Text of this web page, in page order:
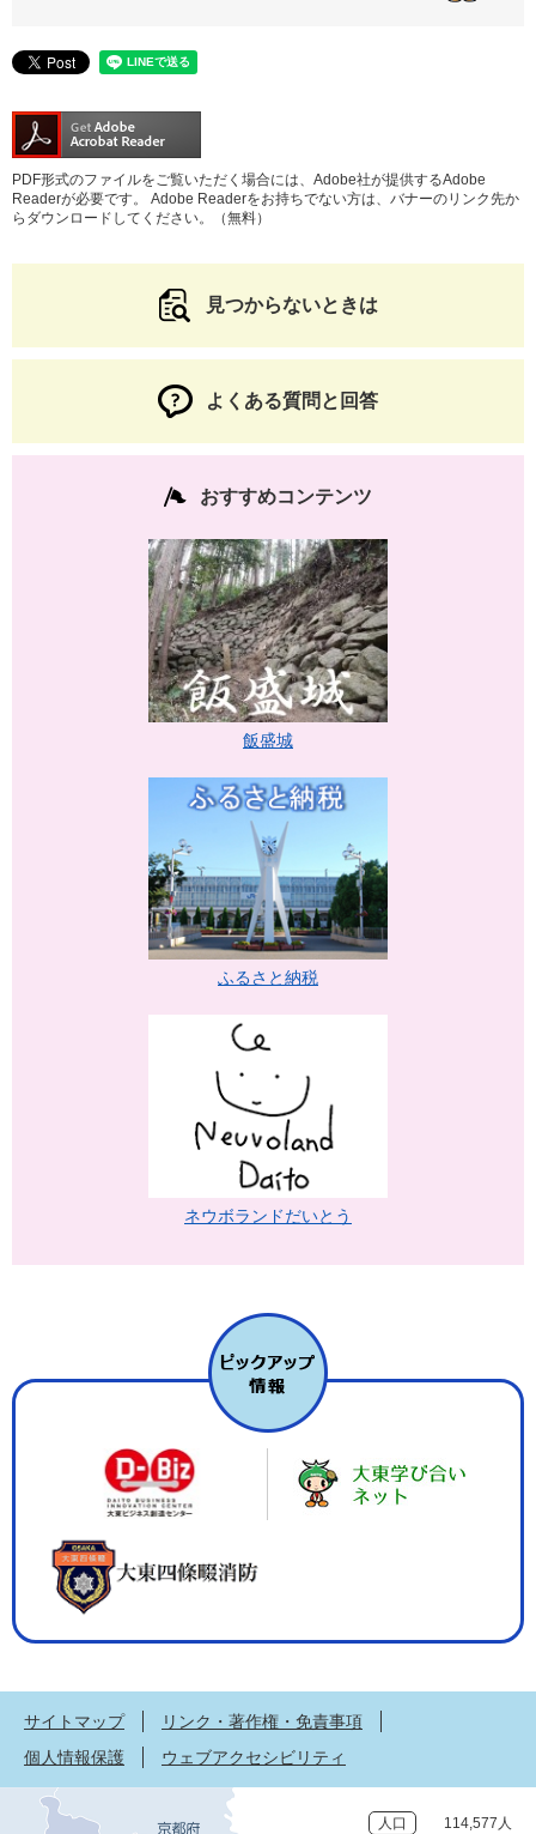
PDF形式のファイルをご覧いただく場合には、Adobe社が提供するAdobe
Readerが必要です。
Adobe Readerをお持ちでない方は、バナーのリンク先か
らダウンロードしてください。（無料）
見つからないときは
よくある質問と回答
おすすめコンテンツ
飯盛城
ふるさと納税
ネウボランドだいとう
サイトマップ
リンク・著作権・免責事項
個人情報保護
ウェブアクセシビリティ
人口 114,577人